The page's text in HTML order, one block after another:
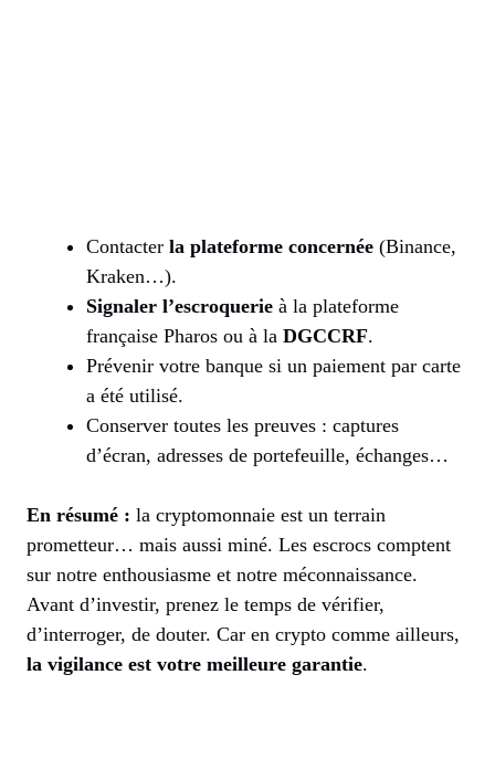
Contacter la plateforme concernée (Binance,
Kraken…).
Signaler l’escroquerie à la plateforme
française Pharos ou à la DGCCRF.
Prévenir votre banque si un paiement par carte
a été utilisé.
Conserver toutes les preuves : captures
d’écran, adresses de portefeuille, échanges…
En résumé : la cryptomonnaie est un terrain
prometteur… mais aussi miné. Les escrocs comptent
sur notre enthousiasme et notre méconnaissance.
Avant d’investir, prenez le temps de vérifier,
d’interroger, de douter. Car en crypto comme ailleurs,
la vigilance est votre meilleure garantie.